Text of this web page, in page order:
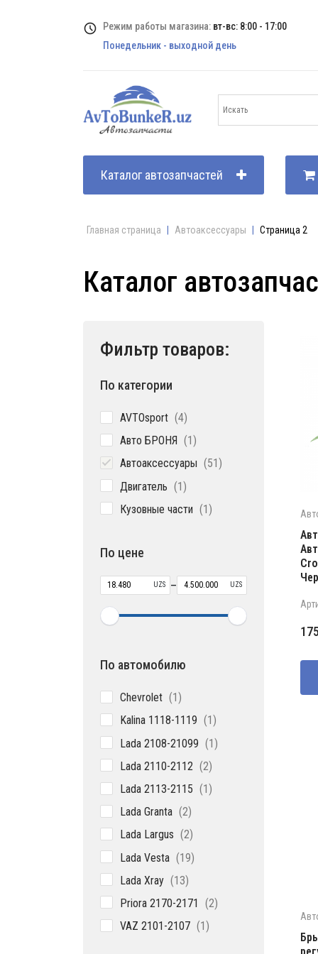
Режим работы магазина: вт-вс: 8:00 - 17:00
Понедельник - выходной день
Каталог автозапчастей
Главная страница Автоаксессуары Страница 2
Каталог
Фильтр товаров:
По категории
AVTOsport 44
Авто БРОНЯ 1 1
Автоаксессуары 51 51
Двигатель 11
Кузовные части 11
По цене
UZS – UZS
По автомобилю
Chevrolet 1 1
Kalina 1118-1119 1 1
Lada 2108-21099 11
Lada 2110-2112 22
Lada 2113-2115 11
Lada Granta 22
Lada Largus 22
Lada Vesta 1919
Lada Xray 1313
Priora 2170-2171 22
VAZ 2101-2107 11